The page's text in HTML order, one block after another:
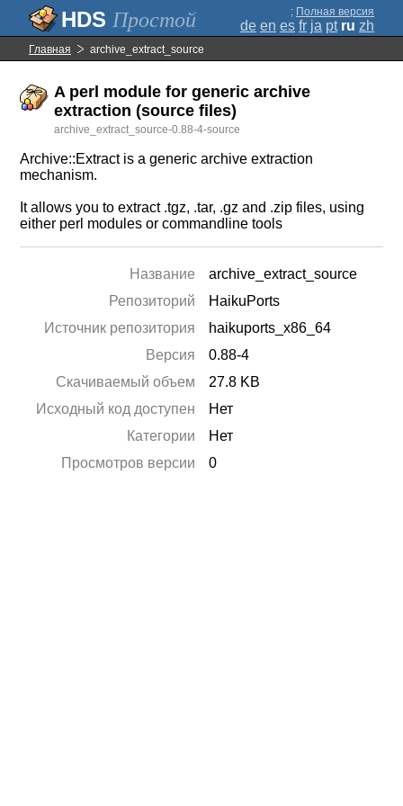
Простой ; Полная версия
de en es fr ja pt ru zh
Главная archive_extract_source
A perl module for generic archive
extraction (source files)
archive_extract_source-0.88-4-source
Archive::Extract is a generic archive extraction
mechanism.
It allows you to extract .tgz, .tar, .gz and .zip files, using
either perl modules or commandline tools
Название
archive_extract_source
Репозиторий
HaikuPorts
Источник репозитория
haikuports_x86_64
Версия
0.88-4
Скачиваемый объем
27.8 KB
Исходный код доступен
Нет
Категории
Нет
Просмотров версии
0